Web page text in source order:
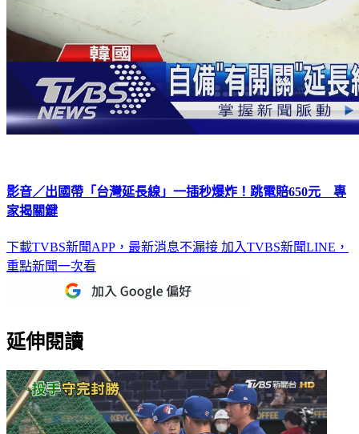
影音／出國帶「台灣延長線」一插秒爆炸！跳電賠650元 專
家揭關鍵
下載TVBS新聞APP，最新消息不漏接 加入TVBS新聞LINE，
重點新聞一次看
延伸閱讀